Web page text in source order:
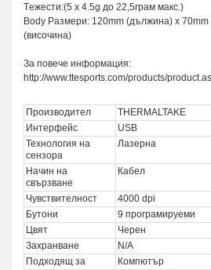
Тeжести:(5 х 4.5g до 22,5грам макс.)
Body Размери: 120mm (дължина) х
(височина)
За повече информация:
http://www.ttesports.com/products/
Производител
THERMALTAKE
Интерфейс
USB
Технология на
сензора
Лазерна
Начин на
свързване
Кабел
Чувствителност
4000 dpi
Бутони
9 програмируеми
Цвят
Черен
Захранване
N/A
Подходящ за
Компютър